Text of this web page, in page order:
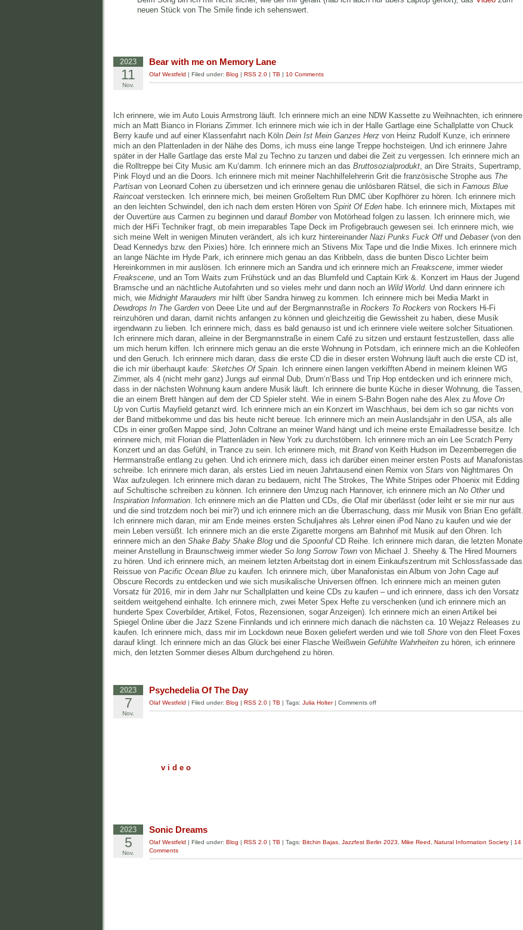
neuen Stück von The Smile finde ich sehenswert.
2023
11
Nov.
Bear with me on Memory Lane
Olaf Westfeld | Filed under: Blog | RSS 2.0 | TB | 10 Comments
Ich erinnere, wie im Auto Louis Armstrong läuft. Ich erinnere mich an eine NDW Kassette zu Weihnachten, ich erinnere
mich an Matt Bianco in Florians Zimmer. Ich erinnere mich wie ich in der Halle Gartlage eine Schallplatte von Chuck
Berry kaufe und auf einer Klassenfahrt nach Köln Dein Ist Mein Ganzes Herz von Heinz Rudolf Kunze, ich erinnere
mich an den Plattenladen in der Nähe des Doms, ich muss eine lange Treppe hochsteigen. Und ich erinnere Jahre
später in der Halle Gartlage das erste Mal zu Techno zu tanzen und dabei die Zeit zu vergessen. Ich erinnere mich an
die Rolltreppe bei City Music am Ku‘damm. Ich erinnere mich an das Bruttosozialprodukt , an Dire Straits, Supertramp,
Pink Floyd und an die Doors. Ich erinnere mich mit meiner Nachhilfelehrerin Grit die französische Strophe aus The
Partisan von Leonard Cohen zu übersetzen und ich erinnere genau die unlösbaren Rätsel, die sich in Famous Blue
Raincoat verstecken. Ich erinnere mich, bei meinen Großeltern Run DMC über Kopfhörer zu hören. Ich erinnere mich
an den leichten Schwindel, den ich nach dem ersten Hören von Spirit Of Eden habe. Ich erinnere mich, Mixtapes mit
der Ouvertüre aus Carmen zu beginnen und darauf Bombervon Motörhead folgen zu lassen. Ich erinnere mich, wie
mich der HiFi Techniker fragt, ob mein irreparables Tape Deck im Profigebrauch gewesen sei. Ich erinnere mich, wie
sich meine Welt in wenigen Minuten verändert, als ich kurz hintereinander Nazi Punks Fuck Offund Debaser(von den
Dead Kennedys bzw. den Pixies) höre. Ich erinnere mich an Stivens Mix Tape und die Indie Mixes. Ich erinnere mich
an lange Nächte im Hyde Park, ich erinnere mich genau an das Kribbeln, dass die bunten Disco Lichter beim
Hereinkommen in mir auslösen. Ich erinnere mich an Sandra und ich erinnere mich an Freakscene , immer wieder
Freakscene , und an Tom Waits zum Frühstück und an das Blumfeld und Captain Kirk &. Konzert im Haus der Jugend
Bramsche und an nächtliche Autofahrten und so vieles mehr und dann noch an Wild World. Und dann erinnere ich
mich, wie Midnight Marauders mir hilft über Sandra hinweg zu kommen. Ich erinnere mich bei Media Markt in
Dewdrops In The Garden von Deee Lite und auf der Bergmannstraße in Rockers To Rockers von Rockers Hi-Fi
reinzuhören und daran, damit nichts anfangen zu können und gleichzeitig die Gewissheit zu haben, diese Musik
irgendwann zu lieben. Ich erinnere mich, dass es bald genauso ist und ich erinnere viele weitere solcher Situationen.
Ich erinnere mich daran, alleine in der Bergmannstraße in einem Café zu sitzen und erstaunt festzustellen, dass alle
um mich herum kiffen. Ich erinnere mich genau an die erste Wohnung in Potsdam, ich erinnere mich an die Kohleöfen
und den Geruch. Ich erinnere mich daran, dass die erste CD die in dieser ersten Wohnung läuft auch die erste CD ist,
die ich mir überhaupt kaufe: Sketches Of Spain . Ich erinnere einen langen verkifften Abend in meinem kleinen WG
Zimmer, als 4 (nicht mehr ganz) Jungs auf einmal Dub, Drum‘n‘Bass und Trip Hop entdecken und ich erinnere mich,
dass in der nächsten Wohnung kaum andere Musik läuft. Ich erinnere die bunte Küche in dieser Wohnung, die Tassen,
die an einem Brett hängen auf dem der CD Spieler steht. Wie in einem S-Bahn Bogen nahe des Alex zu Move On
Up von Curtis Mayfield getanzt wird. Ich erinnere mich an ein Konzert im Waschhaus, bei dem ich so gar nichts von
der Band mitbekomme und das bis heute nicht bereue. Ich erinnere mich an mein Auslandsjahr in den USA, als alle
CDs in einer großen Mappe sind, John Coltrane an meiner Wand hängt und ich meine erste Emailadresse besitze. Ich
erinnere mich, mit Florian die Plattenläden in New York zu durchstöbern. Ich erinnere mich an ein Lee Scratch Perry
Konzert und an das Gefühl, in Trance zu sein. Ich erinnere mich, mit Brandvon Keith Hudson im Dezemberregen die
Herrmanstraße entlang zu gehen. Und ich erinnere mich, dass ich darüber einen meiner ersten Posts auf Manafonistas
schreibe. Ich erinnere mich daran, als erstes Lied im neuen Jahrtausend einen Remix von Stars von Nightmares On
Wax aufzulegen. Ich erinnere mich daran zu bedauern, nicht The Strokes, The White Stripes oder Phoenix mit Edding
auf Schultische schreiben zu können. Ich erinnere den Umzug nach Hannover, ich erinnere mich an No Otherund
Inspiration Information . Ich erinnere mich an die Platten und CDs, die Olaf mir überlässt (oder leiht er sie mir nur aus
und die sind trotzdem noch bei mir?) und ich erinnere mich an die Überraschung, dass mir Musik von Brian Eno gefällt.
Ich erinnere mich daran, mir am Ende meines ersten Schuljahres als Lehrer einen iPod Nano zu kaufen und wie der
mein Leben versüßt. Ich erinnere mich an die erste Zigarette morgens am Bahnhof mit Musik auf den Ohren. Ich
erinnere mich an den Shake Baby Shake Blog und die Spoonful CD Reihe. Ich erinnere mich daran, die letzten Monate
meiner Anstellung in Braunschweig immer wieder So long Sorrow Town von Michael J. Sheehy & The Hired Mourners
zu hören. Und ich erinnere mich, an meinem letzten Arbeitstag dort in einem Einkaufszentrum mit Schlossfassade das
Reissue von Pacific Ocean Blue zu kaufen. Ich erinnere mich, über Manafonistas ein Album von John Cage auf
Obscure Records zu entdecken und wie sich musikalische Universen öffnen. Ich erinnere mich an meinen guten
Vorsatz für 2016, mir in dem Jahr nur Schallplatten und keine CDs zu kaufen – und ich erinnere, dass ich den Vorsatz
seitdem weitgehend einhalte. Ich erinnere mich, zwei Meter Spex Hefte zu verschenken (und ich erinnere mich an
hunderte Spex Coverbilder, Artikel, Fotos, Rezensionen, sogar Anzeigen). Ich erinnere mich an einen Artikel bei
Spiegel Online über die Jazz Szene Finnlands und ich erinnere mich danach die nächsten ca. 10 Wejazz Releases zu
kaufen. Ich erinnere mich, dass mir im Lockdown neue Boxen geliefert werden und wie toll Shore von den Fleet Foxes
darauf klingt. Ich erinnere mich an das Glück bei einer Flasche Weißwein Gefühlte Wahrheiten zu hören, ich erinnere
mich, den letzten Sommer dieses Album durchgehend zu hören.
2023
7
Nov.
Psychedelia Of The Day
Olaf Westfeld | Filed under: Blog | RSS 2.0 | TB | Tags: Julia Holter| Comments off
v i d e o
2023
5
Nov.
Sonic Dreams
Olaf Westfeld | Filed under: Blog | RSS 2.0 | TB | Tags: Bitchin Bajas Jazzfest Berlin 2023 Mike Reed Natural Information Society | 14
Comments